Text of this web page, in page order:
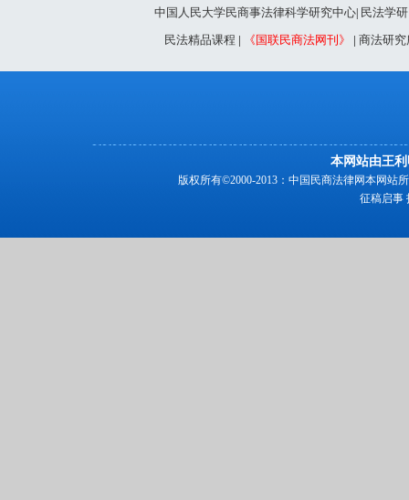
中国人民大学民商事法律科学研究中心| 民法学
民法精品课程 | 《国联民商法网刊》 | 商法研究
本网站由王
版权所有©2000-2013：中国民商法律网本网站
征稿启事